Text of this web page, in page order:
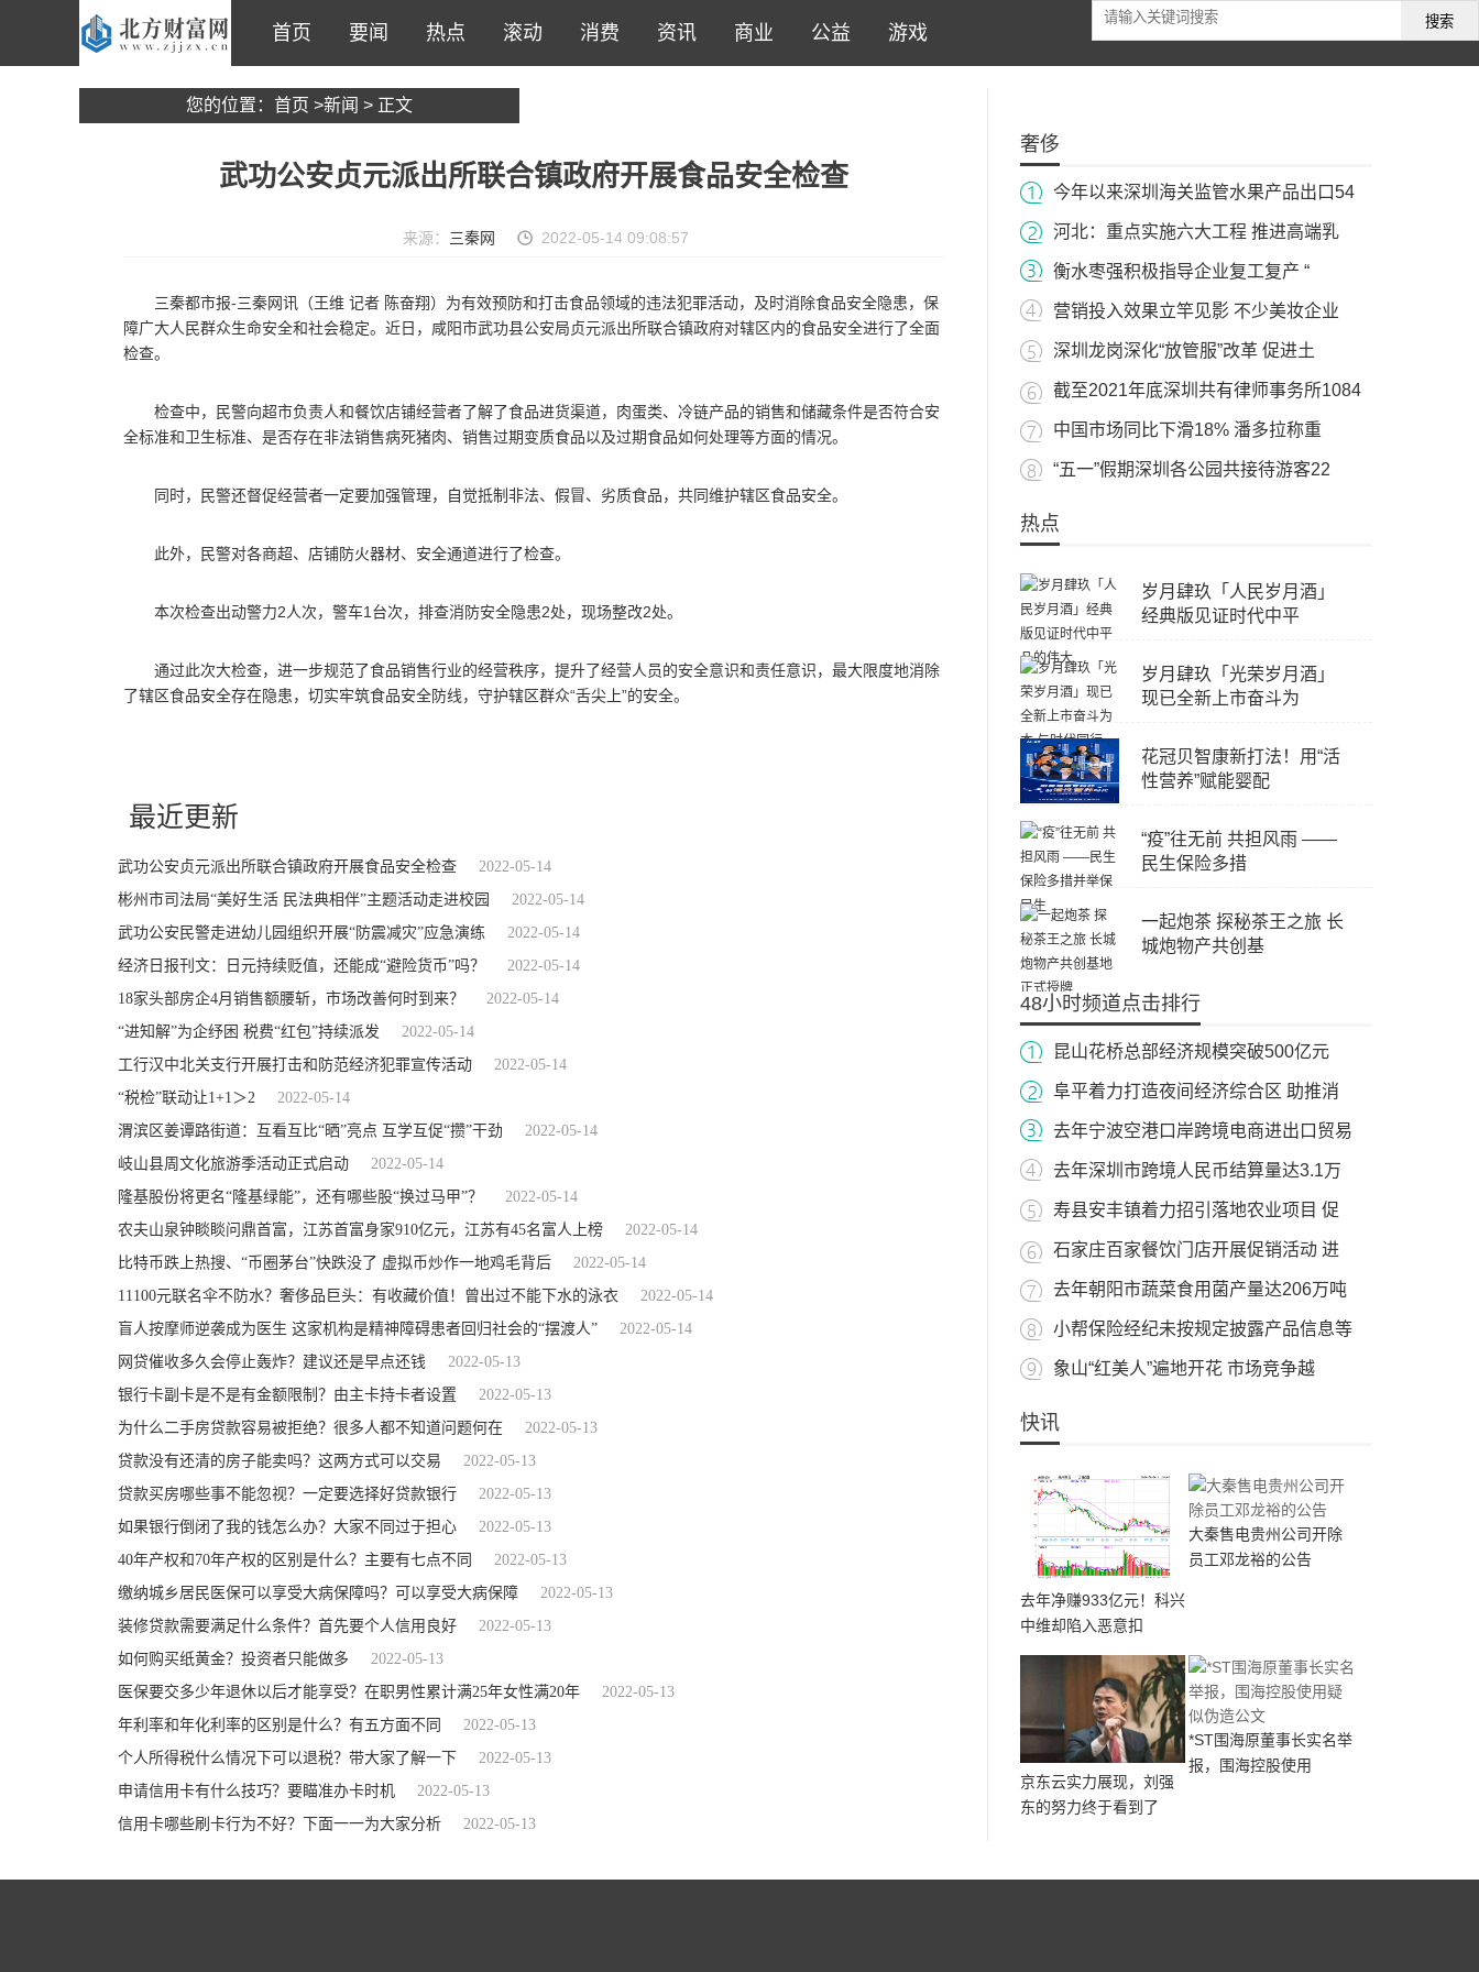
首页 要闻 热点 滚动 消费 资讯 商业 公益 游戏
搜索
您的位置： 首页 >新闻 > 正文
武功公安贞元派出所联合镇政府开展食品安全检查
来源： 三秦网 2022-05-14 09:08:57
三秦都市报-三秦网讯（王维 记者 陈奋翔）为有效预防和打击食品领域的违法犯罪活动，及时消除食品安全隐患，保
障广大人民群众生命安全和社会稳定。近日，咸阳市武功县公安局贞元派出所联合镇政府对辖区内的食品安全进行了全面
检查。
检查中，民警向超市负责人和餐饮店铺经营者了解了食品进货渠道，肉蛋类、冷链产品的销售和储藏条件是否符合安
全标准和卫生标准、是否存在非法销售病死猪肉、销售过期变质食品以及过期食品如何处理等方面的情况。
同时，民警还督促经营者一定要加强管理，自觉抵制非法、假冒、劣质食品，共同维护辖区食品安全。
此外，民警对各商超、店铺防火器材、安全通道进行了检查。
本次检查出动警力2人次，警车1台次，排查消防安全隐患2处，现场整改2处。
通过此次大检查，进一步规范了食品销售行业的经营秩序，提升了经营人员的安全意识和责任意识，最大限度地消除
了辖区食品安全存在隐患，切实牢筑食品安全防线，守护辖区群众“舌尖上”的安全。
最近更新
武功公安贞元派出所联合镇政府开展食品安全检查
2022-05-14
彬州市司法局“美好生活 民法典相伴”主题活动走进校园
2022-05-14
武功公安民警走进幼儿园组织开展“防震减灾”应急演练
2022-05-14
经济日报刊文：日元持续贬值，还能成“避险货币”吗？
2022-05-14
18家头部房企4月销售额腰斩，市场改善何时到来？
2022-05-14
“进知解”为企纾困 税费“红包”持续派发
2022-05-14
工行汉中北关支行开展打击和防范经济犯罪宣传活动
2022-05-14
“税检”联动让1+1＞2
2022-05-14
渭滨区姜谭路街道：互看互比“晒”亮点 互学互促“攒”干劲
2022-05-14
岐山县周文化旅游季活动正式启动
2022-05-14
隆基股份将更名“隆基绿能”，还有哪些股“换过马甲”？
2022-05-14
农夫山泉钟睒睒问鼎首富，江苏首富身家910亿元，江苏有45名富人上榜
2022-05-14
比特币跌上热搜、“币圈茅台”快跌没了 虚拟币炒作一地鸡毛背后
2022-05-14
11100元联名伞不防水？奢侈品巨头：有收藏价值！曾出过不能下水的泳衣
2022-05-14
盲人按摩师逆袭成为医生 这家机构是精神障碍患者回归社会的“摆渡人”
2022-05-14
网贷催收多久会停止轰炸？建议还是早点还钱
2022-05-13
银行卡副卡是不是有金额限制？由主卡持卡者设置
2022-05-13
为什么二手房贷款容易被拒绝？很多人都不知道问题何在
2022-05-13
贷款没有还清的房子能卖吗？这两方式可以交易
2022-05-13
贷款买房哪些事不能忽视？一定要选择好贷款银行
2022-05-13
如果银行倒闭了我的钱怎么办？大家不同过于担心
2022-05-13
40年产权和70年产权的区别是什么？主要有七点不同
2022-05-13
缴纳城乡居民医保可以享受大病保障吗？可以享受大病保障
2022-05-13
装修贷款需要满足什么条件？首先要个人信用良好
2022-05-13
如何购买纸黄金？投资者只能做多
2022-05-13
医保要交多少年退休以后才能享受？在职男性累计满25年女性满20年
2022-05-13
年利率和年化利率的区别是什么？有五方面不同
2022-05-13
个人所得税什么情况下可以退税？带大家了解一下
2022-05-13
申请信用卡有什么技巧？要瞄准办卡时机
2022-05-13
信用卡哪些刷卡行为不好？下面一一为大家分析
2022-05-13
奢侈
今年以来深圳海关监管水果产品出口54
河北：重点实施六大工程 推进高端乳
衡水枣强积极指导企业复工复产 “
营销投入效果立竿见影 不少美妆企业
深圳龙岗深化“放管服”改革 促进土
截至2021年底深圳共有律师事务所1084
中国市场同比下滑18% 潘多拉称重
“五一”假期深圳各公园共接待游客22
热点
岁月肆玖「人民岁月酒」
经典版见证时代中平
岁月肆玖「光荣岁月酒」
现已全新上市奋斗为
花冠贝智康新打法！用“活
性营养”赋能婴配
“疫”往无前 共担风雨 ——
民生保险多措
一起炮茶 探秘茶王之旅 长
城炮物产共创基
48小时频道点击排行
昆山花桥总部经济规模突破500亿元
阜平着力打造夜间经济综合区 助推消
去年宁波空港口岸跨境电商进出口贸易
去年深圳市跨境人民币结算量达3.1万
寿县安丰镇着力招引落地农业项目 促
石家庄百家餐饮门店开展促销活动 进
去年朝阳市蔬菜食用菌产量达206万吨
小帮保险经纪未按规定披露产品信息等
象山“红美人”遍地开花 市场竞争越
快讯
去年净赚933亿元！科兴
中维却陷入恶意扣
大秦售电贵州公司开除
员工邓龙裕的公告
京东云实力展现，刘强
东的努力终于看到了
*ST围海原董事长实名举
报，围海控股使用